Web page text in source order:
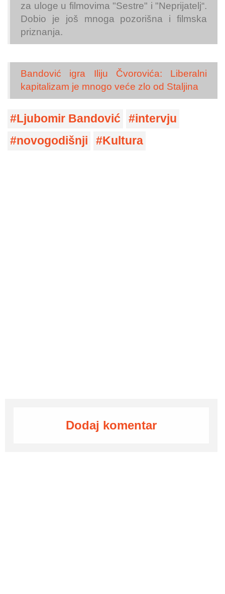
za uloge u filmovima "Sestre" i "Neprijatelj“.
Dobio je još mnoga pozorišna i filmska
priznanja.
Bandović igra Iliju Čvorovića: Liberalni
kapitalizam je mnogo veće zlo od Staljina
Ljubomir Bandović
intervju
novogodišnji
Kultura
Dodaj komentar